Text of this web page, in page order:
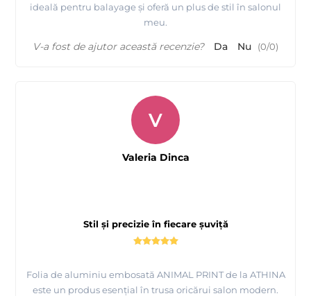
ideală pentru balayage și oferă un plus de stil în salonul
meu.
V-a fost de ajutor această recenzie? Da Nu (0/0)
Stil și precizie în fiecare șuviță
Folia de aluminiu embosată ANIMAL PRINT de la ATHINA
este un produs esențial în trusa oricărui salon modern.
V
Valeria Dinca